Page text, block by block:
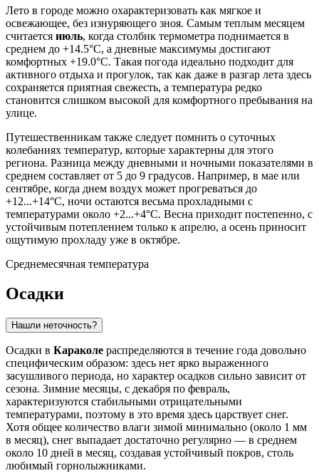
Лето в городе можно охарактеризовать как мягкое и
освежающее, без изнуряющего зноя. Самым теплым месяцем
считается июль, когда столбик термометра поднимается в
среднем до +14.5°C, а дневные максимумы достигают
комфортных +19.0°C. Такая погода идеально подходит для
активного отдыха и прогулок, так как даже в разгар лета здесь
сохраняется приятная свежесть, а температура редко
становится слишком высокой для комфортного пребывания на
улице.
Путешественникам также следует помнить о суточных
колебаниях температур, которые характерны для этого
региона. Разница между дневными и ночными показателями в
среднем составляет от 5 до 9 градусов. Например, в мае или
сентябре, когда днем воздух может прогреваться до
+12...+14°C, ночи остаются весьма прохладными с
температурами около +2...+4°C. Весна приходит постепенно, с
устойчивым потеплением только к апрелю, а осень приносит
ощутимую прохладу уже в октябре.
Среднемесячная температура
Осадки
Нашли неточность?
Осадки в Караколе распределяются в течение года довольно
специфическим образом: здесь нет ярко выраженного
засушливого периода, но характер осадков сильно зависит от
сезона. Зимние месяцы, с декабря по февраль,
характеризуются стабильными отрицательными
температурами, поэтому в это время здесь царствует снег.
Хотя общее количество влаги зимой минимально (около 1 мм
в месяц), снег выпадает достаточно регулярно — в среднем
около 10 дней в месяц, создавая устойчивый покров, столь
любимый горнолыжниками.